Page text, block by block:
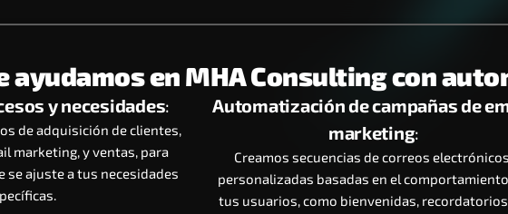
ayudamos en MHA Consulting con
y necesidades:
de adquisición de clientes,
marketing, y ventas, para
se ajuste a tus necesidades
Automatización de campañas de
marketing:
Creamos secuencias de correos electrónicos
personalizadas basadas en el
tus usuarios, como bienvenidas,